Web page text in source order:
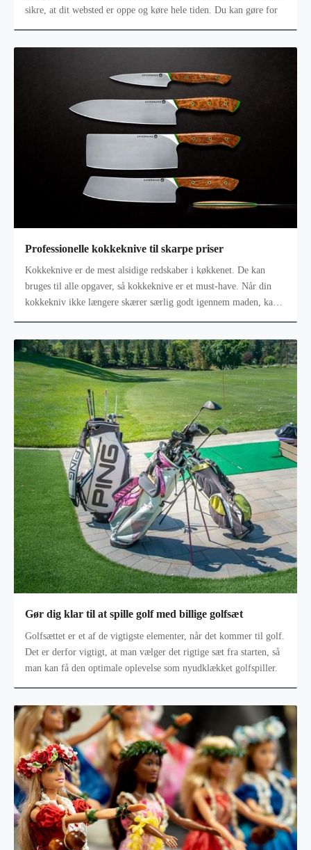
sikre, at dit websted er oppe og køre hele tiden. Du kan gøre for
Professionelle kokkeknive til skarpe priser
Kokkeknive er de mest alsidige redskaber i køkkenet. De kan
bruges til alle opgaver, så kokkeknive er et must-have. Når din
kokkekniv ikke længere skærer særlig godt igennem maden, kan
Gør dig klar til at spille golf med billige golfsæt
Golfsættet er et af de vigtigste elementer, når det kommer til golf.
Det er derfor vigtigt, at man vælger det rigtige sæt fra starten, så
man kan få den optimale oplevelse som nyudklækket golfspiller.